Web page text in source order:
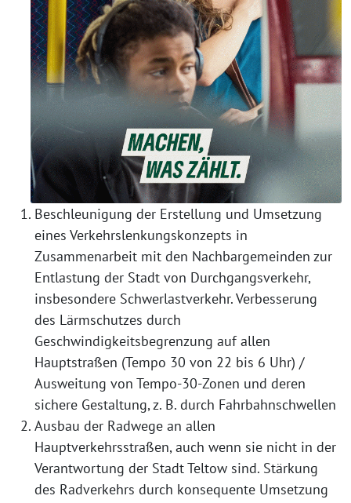
Beschleunigung der Erstellung und Umsetzung
eines Verkehrslenkungskonzepts in
Zusammenarbeit mit den Nachbargemeinden zur
Entlastung der Stadt von Durchgangsverkehr,
insbesondere Schwerlastverkehr. Verbesserung
des Lärmschutzes durch
Geschwindigkeitsbegrenzung auf allen
Hauptstraßen (Tempo 30 von 22 bis 6 Uhr) /
Ausweitung von Tempo-30-Zonen und deren
sichere Gestaltung, z. B. durch Fahrbahnschwellen
Ausbau der Radwege an allen
Hauptverkehrsstraßen, auch wenn sie nicht in der
Verantwortung der Stadt Teltow sind. Stärkung
des Radverkehrs durch konsequente Umsetzung